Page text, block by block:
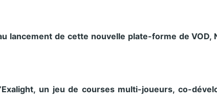
lancement de cette nouvelle plate-forme de
un jeu de courses multi-joueurs, co-